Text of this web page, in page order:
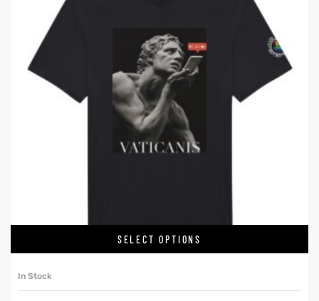
SELECT OPTIONS
In Stock